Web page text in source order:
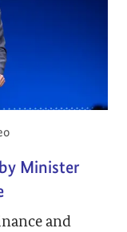
Minister
and